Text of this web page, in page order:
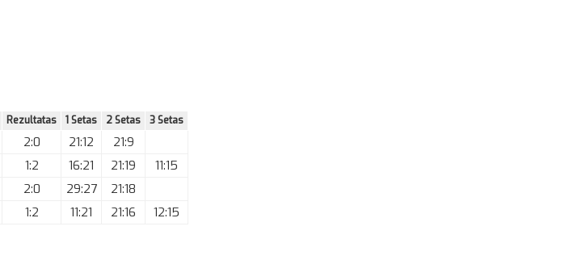
Rezultatas 1 Setas 2 Setas 3 Setas
2:0 21:12
21:9
1:2 16:21 21:19
11:15
2:0 29:27
21:18
1:2 11:21 21:16 12:15